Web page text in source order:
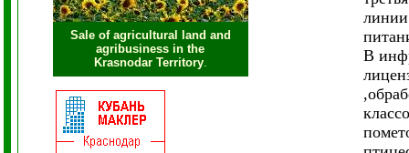
Sale of agricultural land and
agribusiness in the
Krasnodar Territory.
В